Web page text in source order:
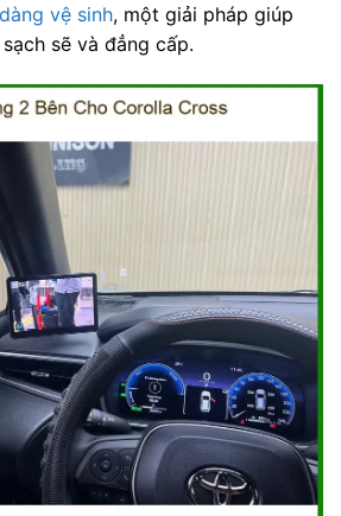
vệ sinh, một giải pháp giúp
sẽ và đẳng cấp.